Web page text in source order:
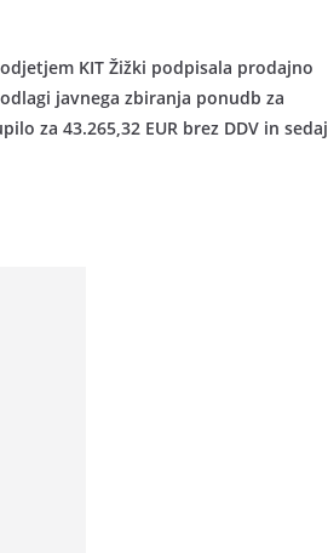
KIT Žižki podpisala prodajno
javnega zbiranja ponudb za
za 43.265,32 EUR brez DDV in sedaj